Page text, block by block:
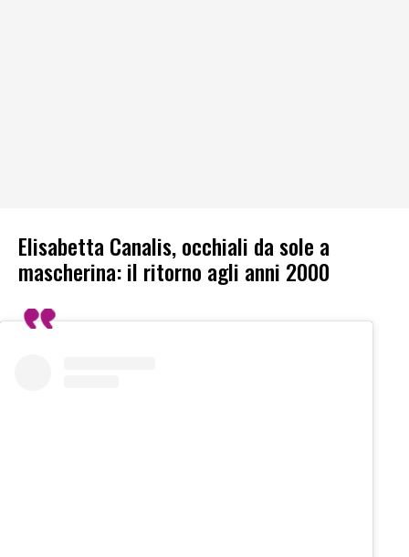
Elisabetta Canalis, occhiali da sole a
mascherina: il ritorno agli anni 2000